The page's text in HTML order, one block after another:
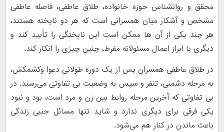
محقق و روانشناس حوزه خانواده، طلاق عاطفی، فاصله عاطفی
مشخص و آشکار میان همسرانی است که هر دو ناپخته هستند،
هر چند یکی از آن ها ممکن است این ناپختگی را تأیید کند و
دیگری با ابراز اعمال مسئولانه مفرط، چنین چیزی را انکار کند.
در طلاق عاطفی همسران پس از یک دوره طولانی دعوا وکشمکش،
به مرحله دشمنی، تنفر و سپس به وضعیت بی تفاوتی می‌رسند. در
بی تفاوتی که آخرین مرحله روابط بین زن و مرد است، بود و نبود
یکی فرقی برای دیگری ندارد و شاید تنها مسائل جنبی زندگی
باعث ماندن در کنار هم می‌شود.